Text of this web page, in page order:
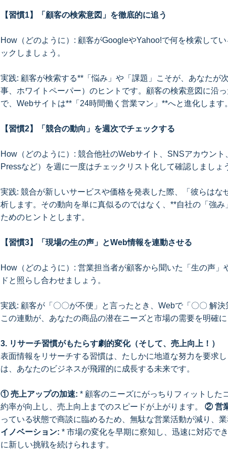
【習慣1】「顧客の検索意図」を徹底的に追う
How（どのように）: 顧客がGoogleやYahoo!で何を検索して
ックしましょう。
実践: 顧客が検索する**「悩み」や「課題」こそが、あなたが
事、ホワイトペーパー）のヒントです。顧客の検索意図に沿
で、Webサイトは**「24時間働く営業マン」**へと進化します。
【習慣2】「競合の動向」を週次でチェックする
How（どのように）: 競合他社のWebサイト、SNSアカウン
Pressなど）を週に一度はチェックリスト化して確認しましょ
実践: 競合が新しいサービスや価格を発表した際、「彼らはな
析します。その動向を単に真似るのではなく、**自社の「強
ためのヒントとします。
【習慣3】「現場の生の声」とWeb情報を連動させる
How（どのように）: 営業担当者が顧客から聞いた「生の声
ドと照らし合わせましょう。
実践: 顧客が「〇〇が不便」と言ったとき、Webで「〇〇 解決
この連動が、あなたの商品の潜在ニーズと市場の需要を明確
3. リサーチ習慣がもたらす劇的変化（そして、売上向上！）
表面情報をリサーチする習慣は、たしかに地道な努力を要求
は、あなたのビジネスが飛躍的に成長する未来です。
① 売上アップの加速: * 顧客のニーズにがっちりフィットした
約率が向上し、売上向上までのスピードが上がります。
② 営
っている状態で商談に臨めるため、無駄な営業活動が減り、業
イノベーション: * 市場の変化を早期に察知し、迅速に対応で
に新しい挑戦を続けられます。